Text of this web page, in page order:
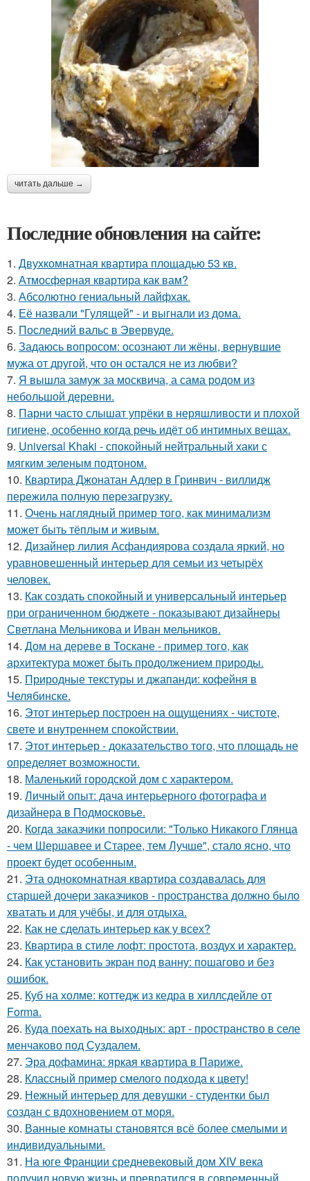
читать дальше →
Последние обновления на сайте:
1. Двухкомнатная квартира площадью 53 кв.
2. Атмосферная квартира как вам?
3. Абсолютно гениальный лайфхак.
4. Её назвали "Гулящей" - и выгнали из дома.
5. Последний вальс в Эвервуде.
6. Задаюсь вопросом: осознают ли жёны, вернувшие
мужа от другой, что он остался не из любви?
7. Я вышла замуж за москвича, а сама родом из
небольшой деревни.
8. Парни часто слышат упрёки в неряшливости и плохой
гигиене, особенно когда речь идёт об интимных вещах.
9. Universal Khaki - спокойный нейтральный хаки с
мягким зеленым подтоном.
10. Квартира Джонатан Адлер в Гринвич - виллидж
пережила полную перезагрузку.
11. Очень наглядный пример того, как минимализм
может быть тёплым и живым.
12. Дизайнер лилия Асфандиярова создала яркий, но
уравновешенный интерьер для семьи из четырёх
человек.
13. Как создать спокойный и универсальный интерьер
при ограниченном бюджете - показывают дизайнеры
Светлана Мельникова и Иван мельников.
14. Дом на дереве в Тоскане - пример того, как
архитектура может быть продолжением природы.
15. Природные текстуры и джапанди: кофейня в
Челябинске.
16. Этот интерьер построен на ощущениях - чистоте,
свете и внутреннем спокойствии.
17. Этот интерьер - доказательство того, что площадь не
определяет возможности.
18. Маленький городской дом с характером.
19. Личный опыт: дача интерьерного фотографа и
дизайнера в Подмосковье.
20. Когда заказчики попросили: "Только Никакого Глянца
- чем Шершавее и Старее, тем Лучше", стало ясно, что
проект будет особенным.
21. Эта однокомнатная квартира создавалась для
старшей дочери заказчиков - пространства должно было
хватать и для учёбы, и для отдыха.
22. Как не сделать интерьер как у всех?
23. Квартира в стиле лофт: простота, воздух и характер.
24. Как установить экран под ванну: пошагово и без
ошибок.
25. Куб на холме: коттедж из кедра в хиллсдейле от
Forma.
26. Куда поехать на выходных: арт - пространство в селе
менчаково под Суздалем.
27. Эра дофамина: яркая квартира в Париже.
28. Классный пример смелого подхода к цвету!
29. Нежный интерьер для девушки - студентки был
создан с вдохновением от моря.
30. Ванные комнаты становятся всё более смелыми и
индивидуальными.
31. На юге Франции средневековый дом XIV века
получил новую жизнь и превратился в современный